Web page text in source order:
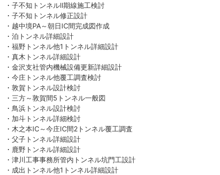
・子不知トンネルⅡ期線施工検討
・子不知トンネル修正設計
・越中境PA～朝日IC間完成図作成
・泊トンネル詳細設計
・福野トンネル他1トンネル詳細設計
・真木トンネル詳細設計
・金沢支社管内機械設備更新詳細設計
・今庄トンネル他覆工調査検討
・敦賀トンネル設計検討
・三方～敦賀間5トンネル一般図
・鳥浜トンネル設計検討
・加斗トンネル詳細検討
・木之本IC～今庄IC間2トンネル覆工調査
・父子トンネル詳細設計
・鹿野トンネル詳細設計
・津川工事事務所管内トンネル坑門工設計
・成出トンネル他1トンネル詳細設計